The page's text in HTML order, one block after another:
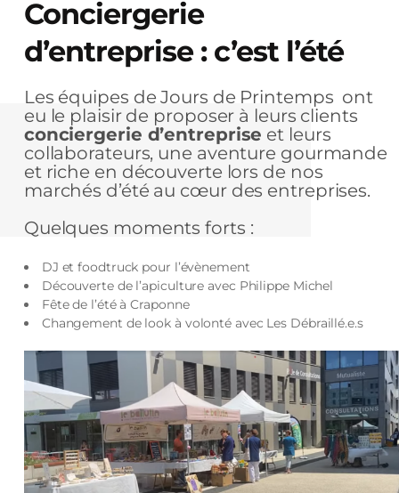
Conciergerie
d’entreprise : c’est l’été
Les équipes de Jours de Printemps ont
eu le plaisir de proposer à leurs clients
conciergerie d’entreprise et leurs
collaborateurs, une aventure gourmande
et riche en découverte lors de nos
marchés d’été au cœur des entreprises.
Quelques moments forts :
DJ et foodtruck pour l’évènement
Découverte de l’apiculture avec Philippe Michel
Fête de l’été à Craponne
Changement de look à volonté avec Les Débraillé.e.s